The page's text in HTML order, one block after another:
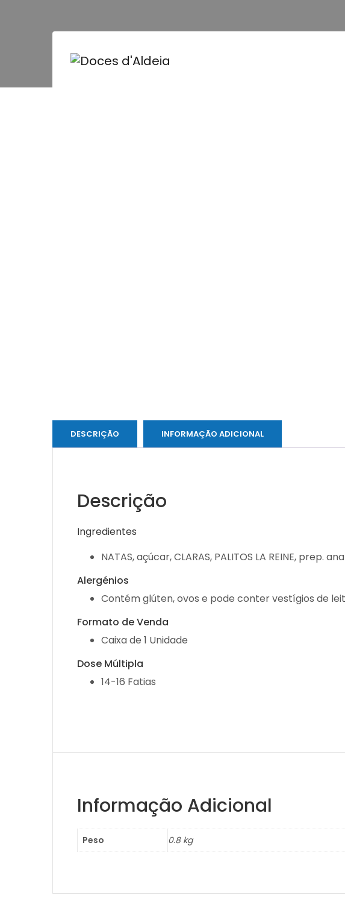
DESCRIÇÃO INFORMAÇÃO ADICIONAL
Descrição
Ingredientes
NATAS, açúcar, CLARAS, PALITOS LA REINE, prep.
Alergénios
Contém glúten, ovos e pode conter vestígios de
Formato de Venda
Caixa de 1 Unidade
Dose Múltipla
14-16 Fatias
Informação Adicional
Peso 0.8 kg